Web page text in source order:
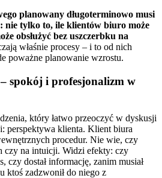
planowany długoterminowo musi
nie tylko to, ile klientów biuro może
obsłużyć bez uszczerbku na
właśnie procesy – i to od nich
poważne planowanie wzrostu.
spokój i profesjonalizm w
który łatwo przeoczyć w dyskusji
perspektywa klienta. Klient biura
procedur. Nie wie, czy
czy na intuicji. Widzi efekty: czy
czy dostał informację, zanim musiał
ktoś zadzwonił do niego z